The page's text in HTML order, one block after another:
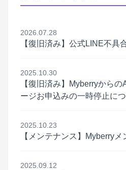
2026.07.28
【復旧済み】公式LINE不具
2025.10.30
【復旧済み】Myberryから
ージお申込みの一時停止に
2025.10.23
【メンテナンス】Myberry
2025.09.12